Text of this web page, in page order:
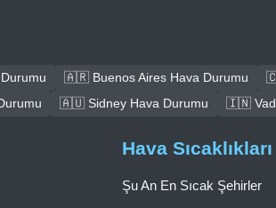
🇦🇷 Buenos Aires Hava Durumu
🇦🇺 Sidney Hava Durumu 🇮🇳
Hava Sıcaklıkları
Şu An En Sıcak Şehirler